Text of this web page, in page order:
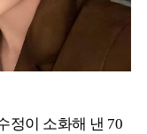
정이 소화해 낸 70